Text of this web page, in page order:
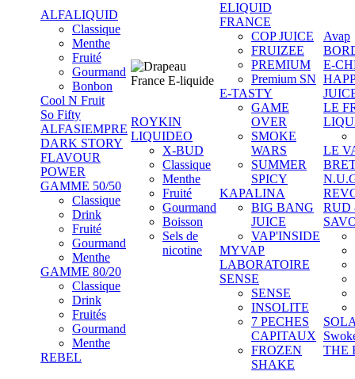
ALFALIQUID
Classique
Menthe
Fruité
Gourmand
Bonbon
Cool N Fruit
So Fifty
ALFASIEMPRE
DARK STORY
FLAVOUR
POWER
GAMME 50/50
Classique
Drink
Fruité
Gourmand
Menthe
GAMME 80/20
Classique
Drink
Fruités
Gourmand
Menthe
REBEL
ROYKIN
LIQUIDEO
X-BUD
Classique
Menthe
Fruité
Gourmand
Boisson
Sels de
nicotine
ELIQUID
FRANCE
COP JUICE
FRUIZEE
PREMIUM
Premium SN
E-TASTY
GAME
OVER
SMOKE
WARS
SUMMER
SPICY
KAPALINA
BIG BANG
JUICE
VAP'INSIDE
MYVAP
LABORATOIRE
SENSE
SENSE
INSOLITE
7 PECHES
CAPITAUX
FROZEN
SHAKE
Avap
E-
LE
LE
RUD
THE